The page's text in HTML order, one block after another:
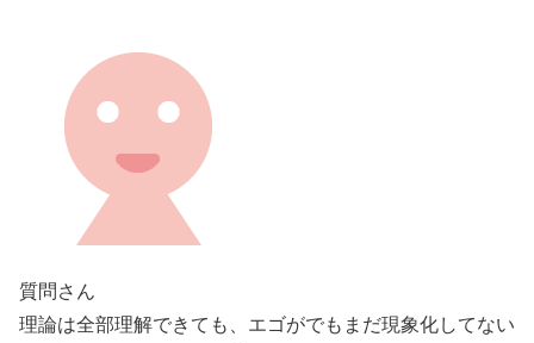
質問さん
理論は全部理解できても、エゴがでもまだ現象化してない